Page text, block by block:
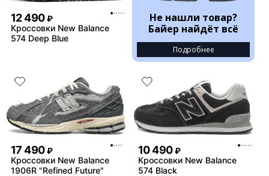
12 490 ₽
Кроссовки New Balance
574 Deep Blue
Не нашли товар?
Байер найдёт всё
Подробнее
17 490 ₽
Кроссовки New Balance
1906R "Refined Future"
10 490 ₽
Кроссовки New Balance
574 Black